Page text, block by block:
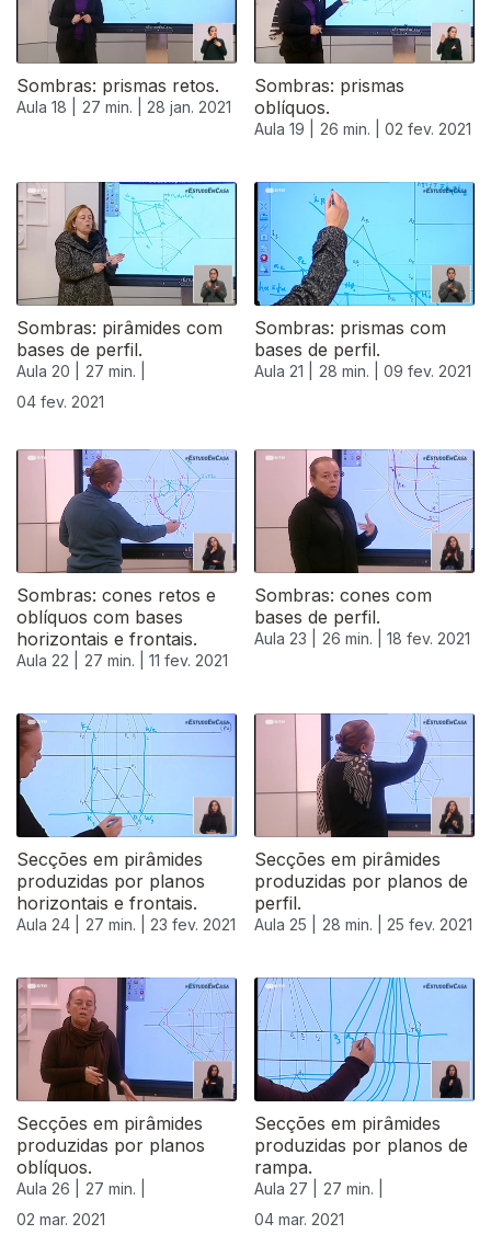
Sombras: prismas retos.
Aula 18 | 27 min. | 28 jan. 2021
Sombras: prismas
oblíquos.
Aula 19 | 26 min. | 02 fev. 2021
Sombras: pirâmides com
bases de perfil.
Aula 20 |
27 min. |
04 fev. 2021
Sombras: prismas com
bases de perfil.
Aula 21 | 28 min. | 09 fev. 2021
Sombras: cones retos e
oblíquos com bases
horizontais e frontais.
Aula 22 | 27 min. | 11 fev. 2021
Sombras: cones com
bases de perfil.
Aula 23 | 26 min. | 18 fev. 2021
524887
Secções em pirâmides
produzidas por planos
horizontais e frontais.
Aula 24 | 27 min. | 23 fev. 2021
Secções em pirâmides
produzidas por planos de
perfil.
Aula 25 | 28 min. | 25 fev. 2021
Secções em pirâmides
produzidas por planos
oblíquos.
Aula 26 |
27 min. |
02 mar. 2021
Secções em pirâmides
produzidas por planos de
rampa.
Aula 27 |
27 min. |
04 mar. 2021